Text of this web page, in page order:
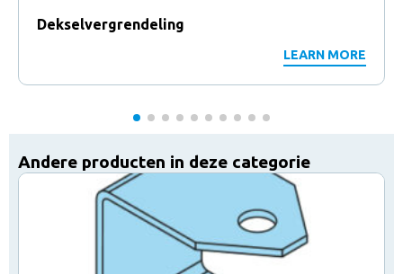
Dekselvergrendeling
LEARN MORE
Andere producten in deze categorie